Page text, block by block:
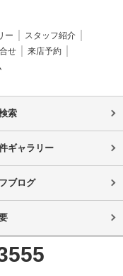
ー
スタッフ紹介
せ
来店予約
索
ギャラリー
ブログ